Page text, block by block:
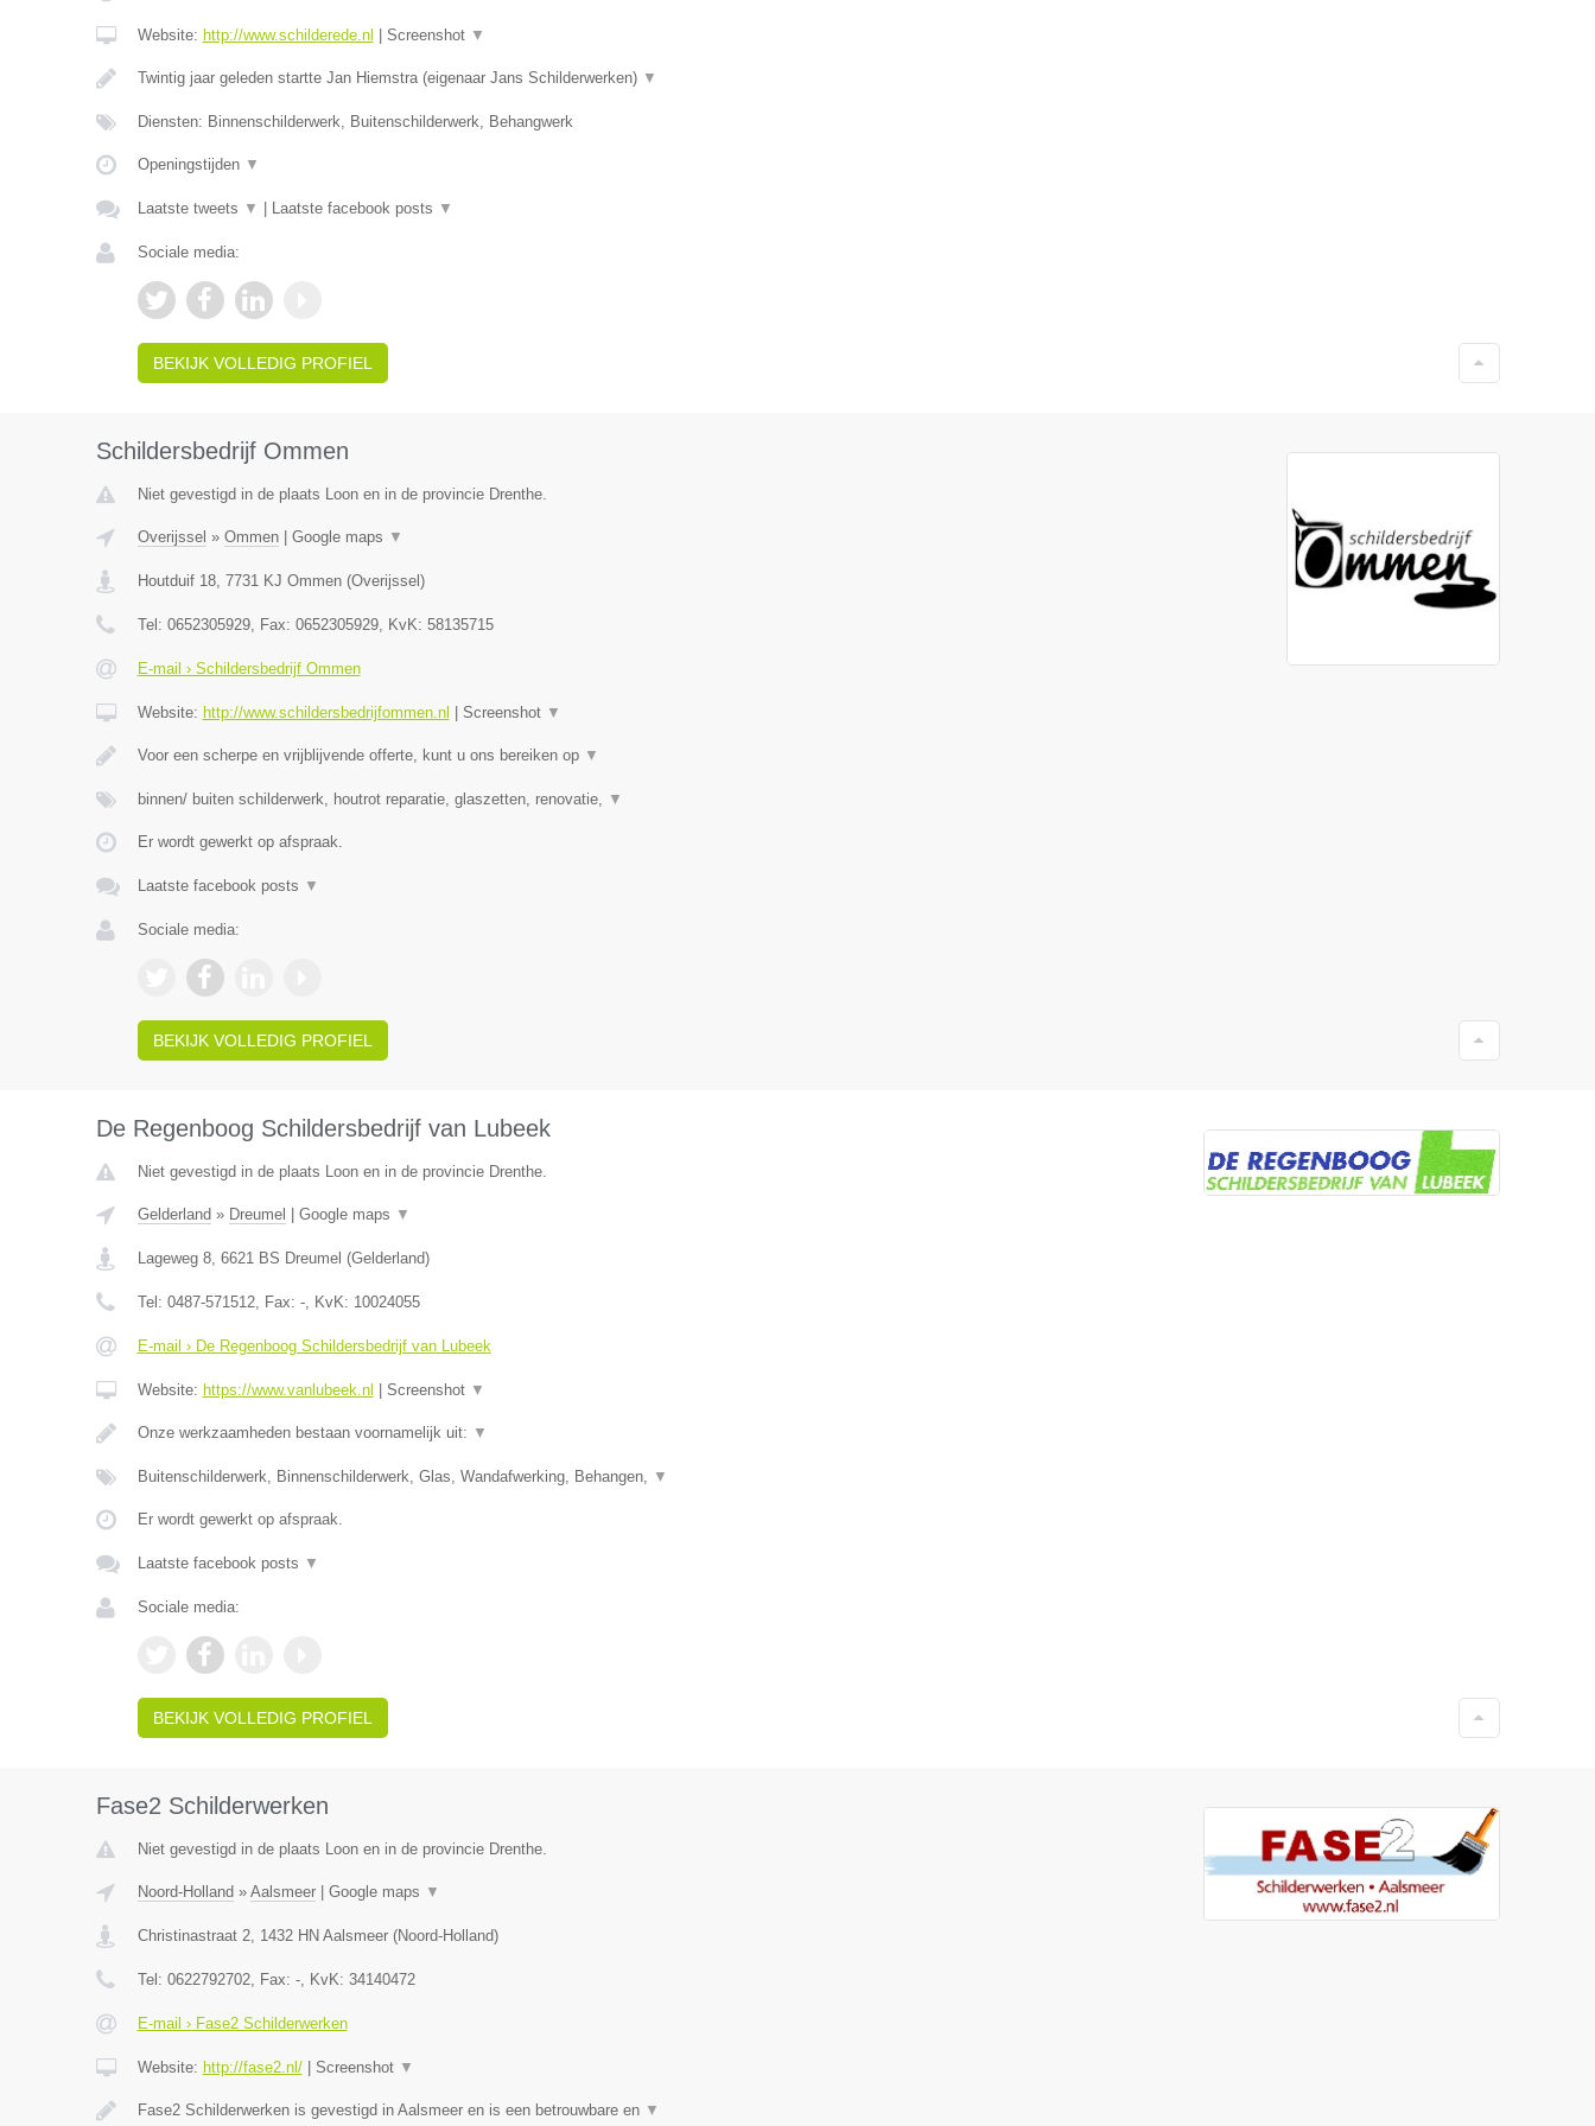
Website: http://www.schilderede.nl Screenshot ▼
Twintig jaar geleden startte Jan Hiemstra (eigenaar Jans Schilderwerken) ▼
Diensten: Binnenschilderwerk, Buitenschilderwerk, Behangwerk
Openingstijden ▼
Laatste tweets ▼ Laatste facebook posts ▼
Sociale media:
BEKIJK VOLLEDIG PROFIEL
Schildersbedrijf Ommen
Niet gevestigd in de plaats Loon en in de provincie Drenthe.
Overijssel » Ommen| Google maps ▼
Houtduif 18, 7731 KJ Ommen(Overijssel )
Tel: 0652305929, Fax: 0652305929, KvK: 58135715
E-mail › Schildersbedrijf Ommen
Website: http://www.schildersbedrijfommen.nl Screenshot ▼
Voor een scherpe en vrijblijvende offerte, kunt u ons bereiken op ▼
binnen/ buiten schilderwerk, houtrot reparatie, glaszetten, renovatie, ▼
Er wordt gewerkt op afspraak.
Laatste facebook posts ▼
Sociale media:
BEKIJK VOLLEDIG PROFIEL
De Regenboog Schildersbedrijf van Lubeek
Niet gevestigd in de plaats Loon en in de provincie Drenthe.
Gelderland » Dreumel Google maps ▼
Lageweg 8, 6621 BS Dreumel (Gelderland)
Tel: 0487-571512, Fax: -, KvK: 10024055
E-mail › De Regenboog Schildersbedrijf van Lubeek
Website: https://www.vanlubeek.nl Screenshot ▼
Onze werkzaamheden bestaan voornamelijk uit: ▼
Buitenschilderwerk, Binnenschilderwerk, Glas, Wandafwerking, Behangen, ▼
Er wordt gewerkt op afspraak.
Laatste facebook posts ▼
Sociale media:
BEKIJK VOLLEDIG PROFIEL
Fase2 Schilderwerken
Niet gevestigd in de plaats Loon en in de provincie Drenthe.
Noord-Holland » Aalsmeer| Google maps ▼
Christinastraat 2, 1432 HN Aalsmeer(Noord-Holland)
Tel: 0622792702, Fax: -, KvK: 34140472
E-mail › Fase2 Schilderwerken
Website: http://fase2.nl/| Screenshot ▼
Fase2 Schilderwerken is gevestigd in Aalsmeer en is een betrouwbare en ▼